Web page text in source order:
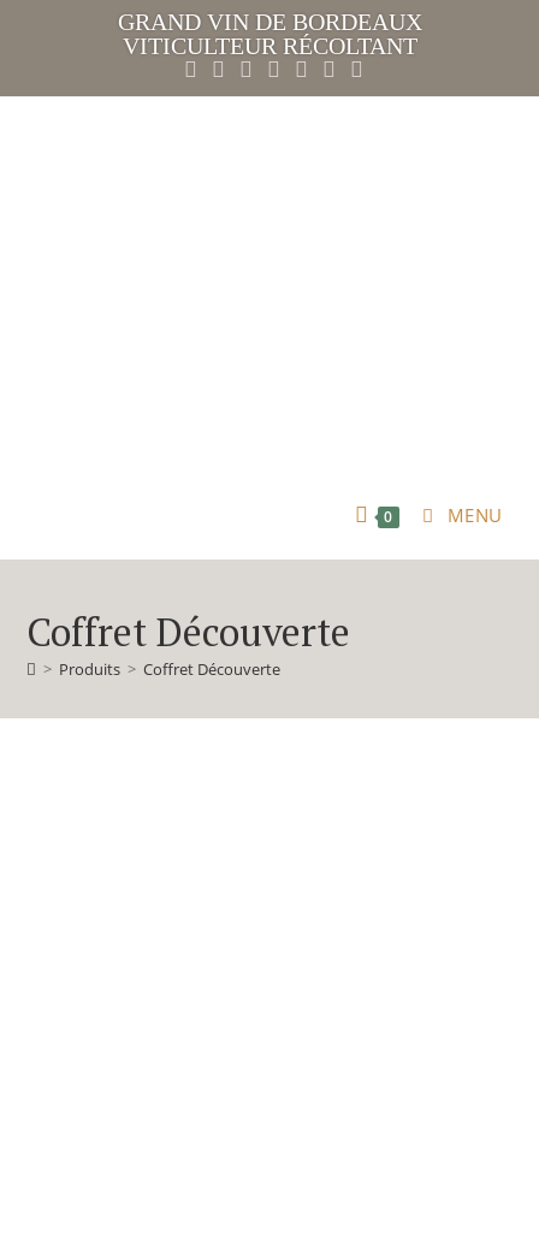
GRAND VIN DE BORDEAUX
VITICULTEUR RÉCOLTANT
0 MENU
Coffret Découverte
> Produits > Coffret Découverte